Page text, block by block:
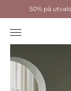
50% på